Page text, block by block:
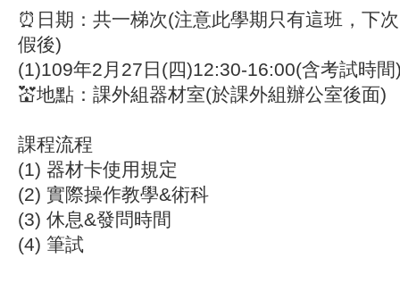
⏰日期：共一梯次(注意此學期只有這班，下
假後)
(1)109年2月27日(四)12:30-16:00(含考試時間
💒地點：課外組器材室(於課外組辦公室後面)
課程流程
(1) 器材卡使用規定
(2) 實際操作教學&術科
(3) 休息&發問時間
(4) 筆試